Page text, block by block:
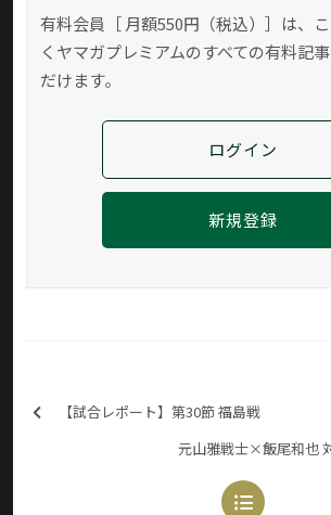
有料会員［ 月額550円（税込）］は、
く ヤマガプレミアムのすべての有料記
だけます。
ログイン
新規登録
【試合レポート】第30節 福島戦
元山雅戦士×飯尾和也